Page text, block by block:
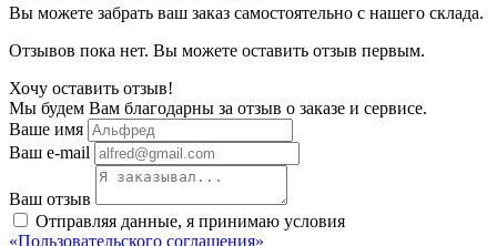
Вы можете забрать ваш заказ самостоятельно с нашего склада.
Отзывов пока нет. Вы можете оставить отзыв первым.
Хочу оставить отзыв!
Мы будем Вам благодарны за отзыв о заказе и сервисе.
Ваше имя
Ваш e-mail
Ваш отзыв
Отправляя данные, я принимаю условия
«Пользовательского соглашения»